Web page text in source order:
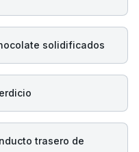
solidificados
trasero de